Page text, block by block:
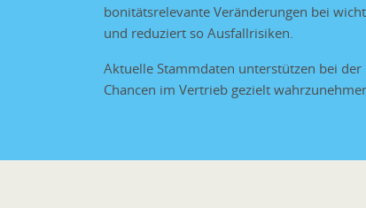
bonitätsrelevante Veränderungen bei
und reduziert so Ausfallrisiken.
Aktuelle Stammdaten unterstützen bei
Chancen im Vertrieb gezielt